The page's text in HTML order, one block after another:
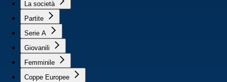
La società
Partite
Serie A
Giovanili
Femminile
Coppe Europee